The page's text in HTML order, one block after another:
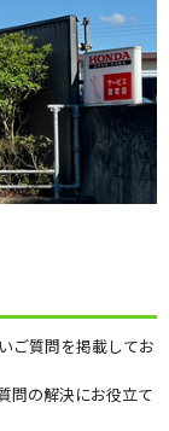
ご質問を掲載してお
問の解決にお役立て